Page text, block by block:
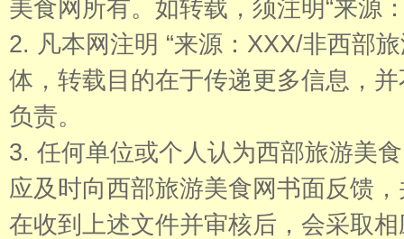
美食网所有。如转载，须注明“来源
2. 凡本网注明 “来源：XXX/非西部
体，转载目的在于传递更多信息，
负责。
3. 任何单位或个人认为西部旅游美
应及时向西部旅游美食网书面反馈
在收到上述文件并审核后，会采取